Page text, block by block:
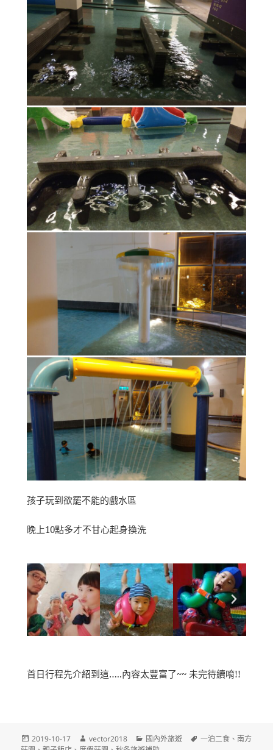
孩子玩到欲罷不能的戲水區
晚上10點多才不甘心起身換洗
首日行程先介紹到這…..內容太豐富了~~ 未完待續唷!!
2019-10-17 vector2018 國內外旅遊 一泊二食 、南方